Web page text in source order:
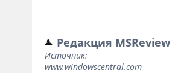
Редакция MSReview
Источник:
www.windowscentral.com